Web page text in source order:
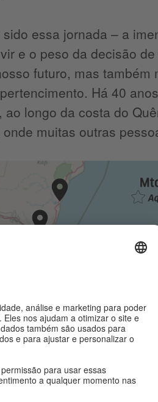
essa jornada – a
e o peso da decisão
futuro, mas também
Há 40
longo da costa do
muitas outras